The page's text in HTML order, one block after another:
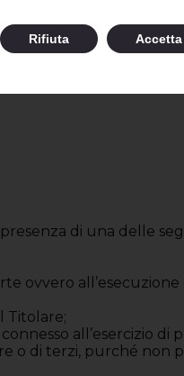
e conservati
per un periodo
di una delle
ovvero
Titolare;
all’esercizio di
o di terzi, purché non
Rifiuta Accetta